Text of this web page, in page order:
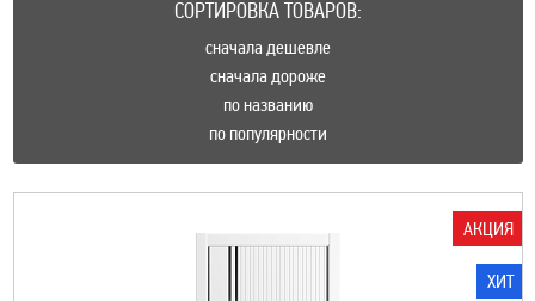
СОРТИРОВКА ТОВАРОВ:
сначала дешевле
сначала дороже
по названию
по популярности
АКЦИЯ
ХИТ